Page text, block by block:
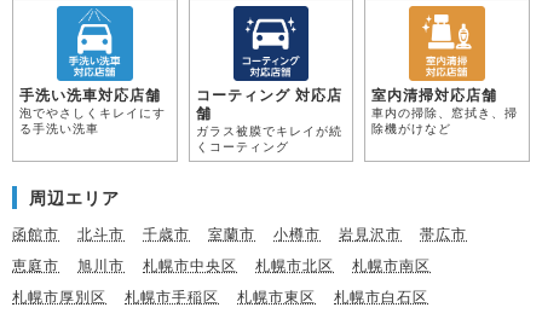
手洗い洗車対応店舗
泡でやさしくキレイにす
る手洗い洗車
コーティング 対応店
舗
ガラス被膜でキレイが続
くコーティング
室内清掃対応店舗
車内の掃除、窓拭き、掃
除機がけなど
周辺エリア
函館市 北斗市 千歳市 室蘭市 小樽市 岩見沢市
帯広市
恵庭市
旭川市 札幌市中央区 札幌市北区
札幌市南区
札幌市厚別区
札幌市手稲区 札幌市東区
札幌市白石区